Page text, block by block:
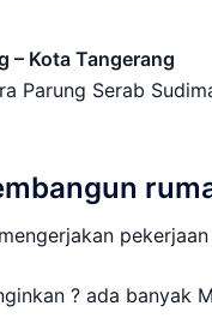
– Kota Tangerang
Parung Serab
? ada banyak